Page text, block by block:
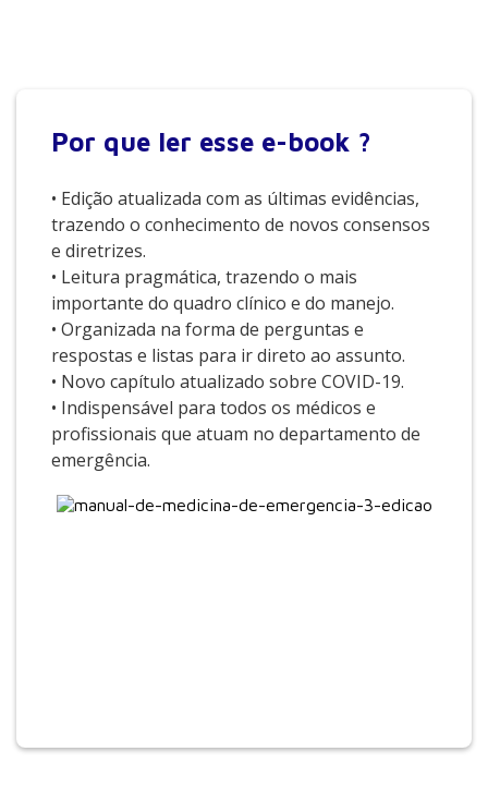
Por que ler esse e-book ?
• Edição atualizada com as últimas evidências,
trazendo o conhecimento de novos consensos
e diretrizes.
• Leitura pragmática, trazendo o mais
importante do quadro clínico e do manejo.
• Organizada na forma de perguntas e
respostas e listas para ir direto ao assunto.
• Novo capítulo atualizado sobre COVID-19.
• Indispensável para todos os médicos e
profissionais que atuam no departamento de
emergência.